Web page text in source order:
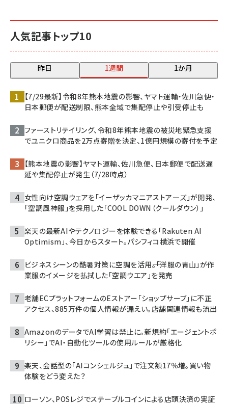
人気記事トップ10
昨日 1週間 1か月
【7/29最新】令和8年熊本地震の影響、ヤマト運輸・佐川急便・
日本郵便が配送制限、熊本全域で集配停止や引受停止も
ファーストリテイリング、令和8年熊本地震の被災地緊急支援
でユニクロ商品を2万点寄贈を決定、1億円規模の寄付を予定
【熊本地震の影響】ヤマト運輸、佐川急便、日本郵便で配送遅
延や集配停止が発生（7/28時点）
女性向け空調ウェアを「イーザッカマニアストア―ズ」が開発、
「空調風神服」を採用した「COOL DOWN（クールダウン）」
楽天の最新AIやテクノロジーを体験できる「Rakuten AI
Optimism」、今日からスタート。パシフィコ横浜で開催
ビジネスシーンの酷暑対策に空調を活用――。「洋服の青山」が作
業服のイメージを払拭した「空調ウエア」を発売
老舗ECプラットフォームのEストアー「ショップサーブ」に不正
アクセス、885万件の個人情報が漏えい。店舗関連情報も流出
AmazonのデータでAI学習は禁止に。新規約「エージェントポ
リシー」でAI・自動化ツールの使用ルールが厳格化
楽天、会話型の「AIコンシェルジュ」で注文額17％増。買い物
体験をどう変えた？
ローソン、POSレジでステーブルコインによる店頭決済の実証